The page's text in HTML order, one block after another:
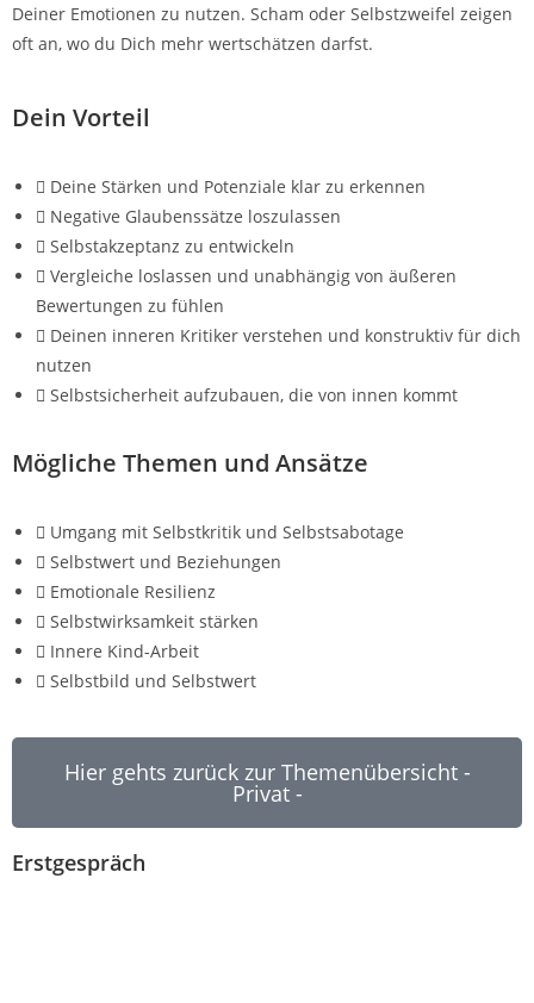
Deiner Emotionen zu nutzen. Scham oder Selbstzweifel zeigen
oft an, wo du Dich mehr wertschätzen darfst.
Dein Vorteil
Deine Stärken und Potenziale klar zu erkennen
Negative Glaubenssätze loszulassen
Selbstakzeptanz zu entwickeln
Vergleiche loslassen und unabhängig von äußeren
Bewertungen zu fühlen
Deinen inneren Kritiker verstehen und konstruktiv für dich
nutzen
Selbstsicherheit aufzubauen, die von innen kommt
Mögliche Themen und Ansätze
Umgang mit Selbstkritik und Selbstsabotage
Selbstwert und Beziehungen
Emotionale Resilienz
Selbstwirksamkeit stärken
Innere Kind-Arbeit
Selbstbild und Selbstwert
Hier gehts zurück zur Themenübersicht -
Privat -
Erstgespräch